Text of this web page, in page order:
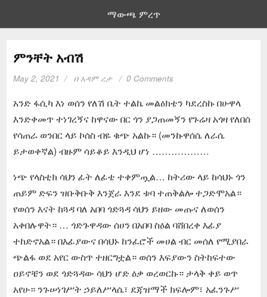
ማውጫ ምረጥ
ምንቸት አብሽ
May 2, 2021 በ አዳም ረታ 0 Comments
አንድ ፋሲካ እነ ወሰን የለሽ ቤት ተልኬ መልዕክቴን ካደረስኩ በሁዋላ
እንድቀመጥ ተነገረኝና ከዋናው በር ጎን ያጋጠመኝን የጉሬዛ አጎዛ የለበሰ
የሳጠራ ወንበር ላይ ኮሰስ ብዬ ቁጭ አልኩ። (መንኩዋሰሴ ለራሴ
ይታወቀኛል) ብዙም ሳይቆይ እንዲህ ሆነ ………………
ነጭ የላስቲክ ሳህን ፊት ለፊቴ ተቀምጧል… ከትሪው ላይ ከሳህኑ ጎን
ጠይም ድፍን ዝቡቅቡቅ እንጀራ እንደ ቱባ ተጠቅልሎ ተጋድሞአል።
የወሰን እናት ከጓዳ ባለ አበባ ጎድጓዳ ሳህን ይዘው መጡና ለወሰን
አቀበሉዋት። … ጎድጉዋዳው ሰሀን በአበባ ስዕል ባሸበረቀ እፊያ
ተከድኖአል። በእፊያውና በሳህኑ ከንፈሮች መሀል ብር መሰለ የሚያበራ
ጭልፋ ወደ አየር ውስጥ ተዘርግቷል። ወሰን እፍያውን ስትከፍተው
ዐይኖቼን ወደ ጎድጓዳው ሳህን ሆድ ዕቃ ወረወርኩ። ታላቅ ቀይ ወጥ
አየሁ። ንጉሠነገሥት ኃይለሥላሴ፣ ደጃዝማች ክፍሎም፣ አፈንጉሥ